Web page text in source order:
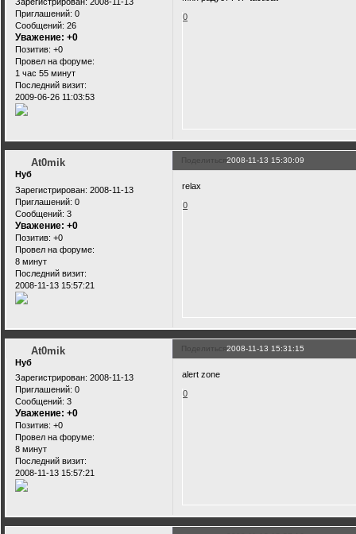
Приглашений: 0
Сообщений: 26
Уважение: +0
Позитив: +0
Провел на форуме:
1 час 55 минут
Последний визит:
2009-06-26 11:03:53
0
Поделиться2008-11-13 15:30:09
At0mik
Нуб
Зарегистрирован: 2008-11-13
Приглашений: 0
Сообщений: 3
Уважение: +0
Позитив: +0
Провел на форуме:
8 минут
Последний визит:
2008-11-13 15:57:21
relax
0
Поделиться2008-11-13 15:31:15
At0mik
Нуб
Зарегистрирован: 2008-11-13
Приглашений: 0
Сообщений: 3
Уважение: +0
Позитив: +0
Провел на форуме:
8 минут
Последний визит:
2008-11-13 15:57:21
alert zone
0